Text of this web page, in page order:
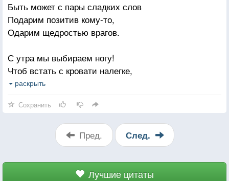
Быть может с пары сладких слов
Подарим позитив кому-то,
Одарим щедростью врагов.
С утра мы выбираем ногу!
Чтоб встать с кровати налегке,
Мы собираем мысли в кучу,
И встав с кровати понимаем,
Что мир меняя в голове...
Мы позитивом наполняя -
Меняем мир в своей душе...
раскрыть
Сохранить
Пред. След.
Лучшие цитаты